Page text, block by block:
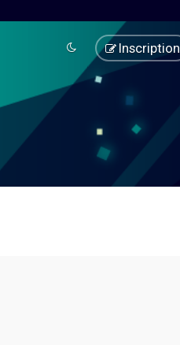
Inscription